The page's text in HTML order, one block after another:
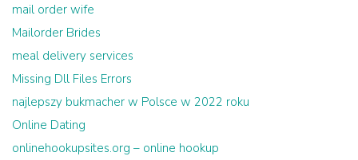
mail order wife
Mailorder Brides
meal delivery services
Missing Dll Files Errors
najlepszy bukmacher w Polsce w 2022 roku
Online Dating
onlinehookupsites.org – online hookup